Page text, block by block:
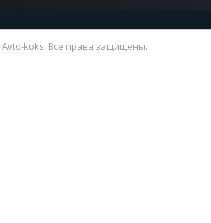
Avto-koks. Все права защищены.